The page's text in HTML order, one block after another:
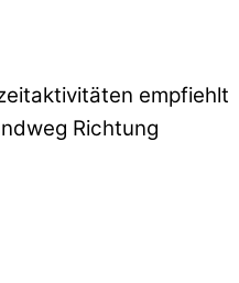
empfiehlt
Richtung